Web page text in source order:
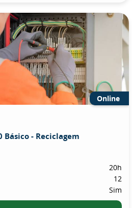
Online
Básico - Reciclagem
20h
12
Sim